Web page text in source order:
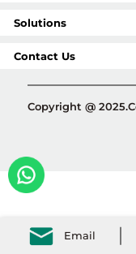
Solutions
Contact Us
Copyright @
Email